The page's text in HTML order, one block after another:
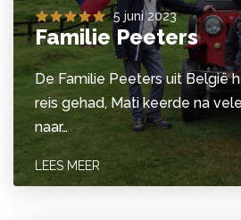
5 juni 2023
Familie Peeters
De Familie Peeters uit België
reis gehad, Mati keerde na
naar…
LEES MEER